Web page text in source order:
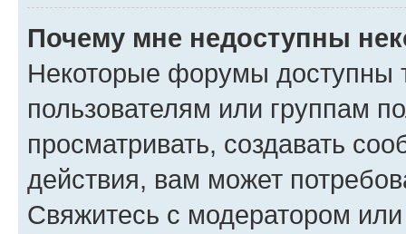
Почему мне недоступны
Некоторые форумы доступны
пользователям или группам
просматривать, создавать
действия, вам может
Свяжитесь с модератором